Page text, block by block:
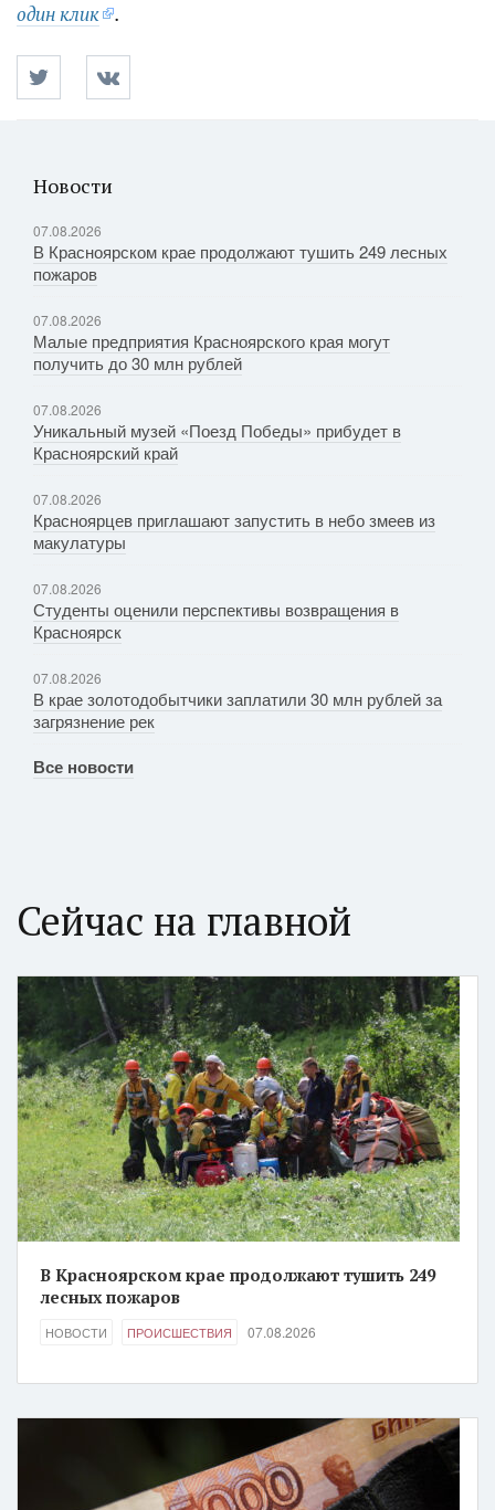
один клик
.
Новости
07.08.2026
В Красноярском крае продолжают тушить 249 лесных
пожаров
07.08.2026
Малые предприятия Красноярского края могут
получить до 30 млн рублей
07.08.2026
Уникальный музей «Поезд Победы» прибудет в
Красноярский край
07.08.2026
Красноярцев приглашают запустить в небо змеев из
макулатуры
07.08.2026
Студенты оценили перспективы возвращения в
Красноярск
07.08.2026
В крае золотодобытчики заплатили 30 млн рублей за
загрязнение рек
Все новости
Сейчас на главной
В Красноярском крае продолжают тушить 249
лесных пожаров
НОВОСТИ ПРОИСШЕСТВИЯ 07.08.2026